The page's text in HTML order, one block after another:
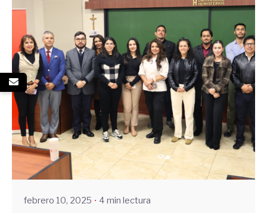
Enviado por
UHE
febrero 10, 2025 4 min lectura